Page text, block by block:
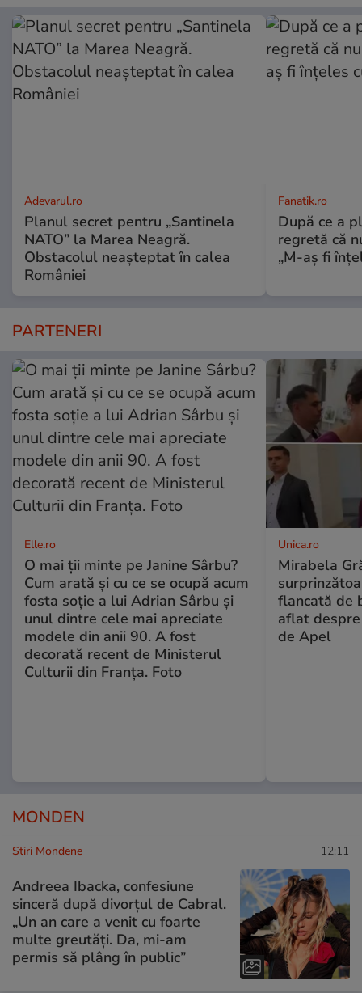
Adevarul.ro
Planul secret pentru „Santinela
NATO” la Marea Neagră.
Obstacolul neașteptat în calea
României
Fanatik.ro
După ce a
regretă că
„M-aș fi
PARTENERI
Elle.ro
O mai ții minte pe Janine Sârbu?
Cum arată și cu ce se ocupă acum
fosta soție a lui Adrian Sârbu și
unul dintre cele mai apreciate
modele din anii 90. A fost
decorată recent de Ministerul
Culturii din Franța. Foto
Unica.ro
Mirabela
flancată de
aflat
de Apel
MONDEN
Stiri Mondene 12:11
Andreea Ibacka, confesiune
sinceră după divorțul de Cabral.
„Un an care a venit cu foarte
multe greutăți. Da, mi-am
permis să plâng în public”